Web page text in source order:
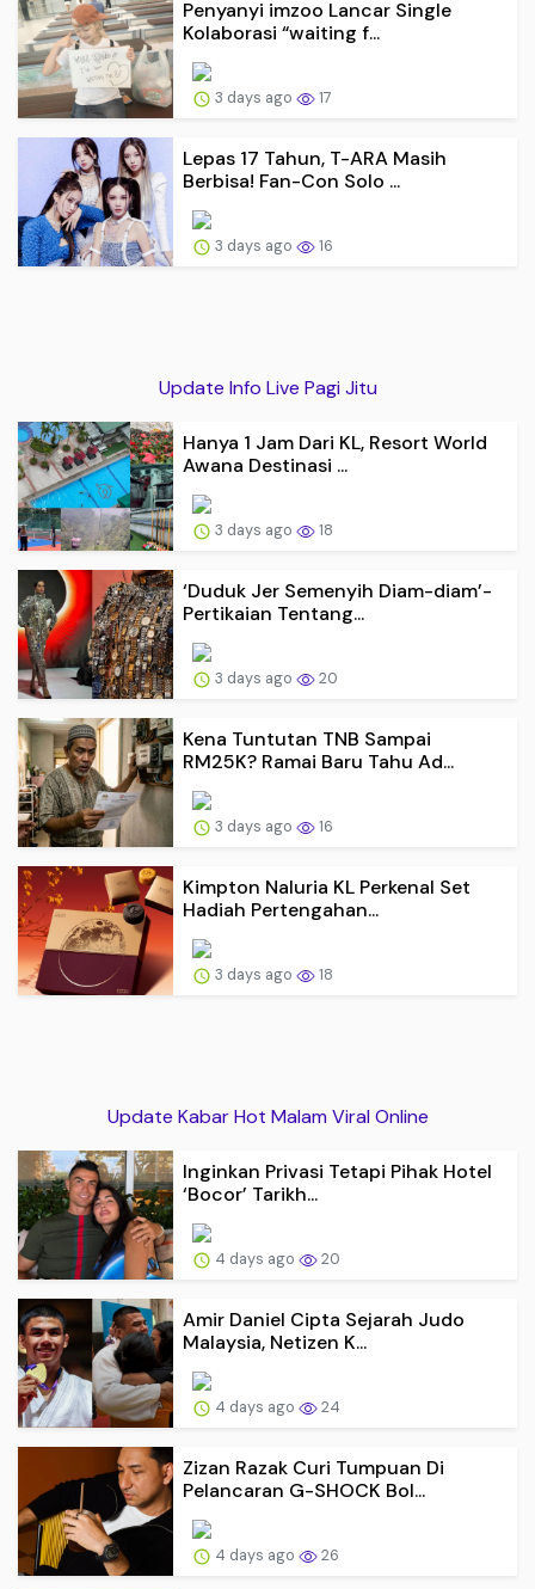
Penyanyi imzoo Lancar Single
Kolaborasi “waiting f...
3 days ago 17
Lepas 17 Tahun, T-ARA Masih
Berbisa! Fan-Con Solo ...
3 days ago 16
Update Info Live Pagi Jitu
Hanya 1 Jam Dari KL, Resort World
Awana Destinasi ...
3 days ago 18
‘Duduk Jer Semenyih Diam-diam’-
Pertikaian Tentang...
3 days ago 20
Kena Tuntutan TNB Sampai
RM25K? Ramai Baru Tahu Ad...
3 days ago 16
Kimpton Naluria KL Perkenal Set
Hadiah Pertengahan...
3 days ago 18
Update Kabar Hot Malam Viral Online
Inginkan Privasi Tetapi Pihak Hotel
‘Bocor’ Tarikh...
4 days ago 20
Amir Daniel Cipta Sejarah Judo
Malaysia, Netizen K...
4 days ago 24
Zizan Razak Curi Tumpuan Di
Pelancaran G-SHOCK Bol...
4 days ago 26